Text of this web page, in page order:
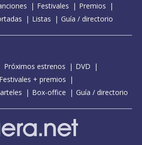
Festivales
Premios
Listas Guía / directorio
Próximos estrenos
DVD
Festivales + premios
Box-office Guía / directorio